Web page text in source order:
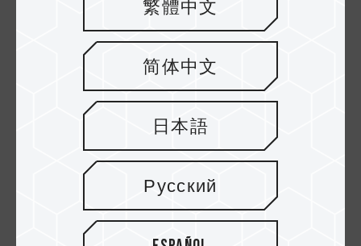
10.MAR.2021
¿La frecuencia de la memoria afecta el
FPS del juego? 3 Games Tested (Part I)
繁體中文
简体中文
日本語
Русский